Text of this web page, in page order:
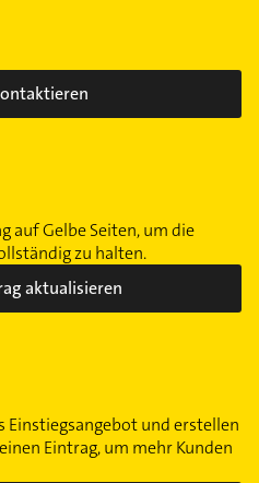
auf Gelbe Seiten, um die
zu halten.
aktualisieren
Einstiegsangebot und erstellen
Eintrag, um mehr Kunden